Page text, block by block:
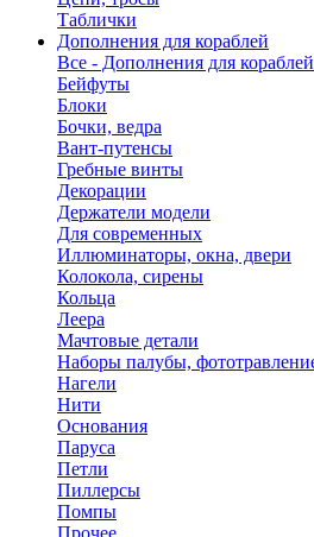
Таблички
Дополнения для кораблей
Все - Дополнения для кораблей
Бейфуты
Блоки
Бочки, ведра
Вант-путенсы
Гребные винты
Декорации
Держатели модели
Для современных
Иллюминаторы, окна, двери
Колокола, сирены
Кольца
Леера
Мачтовые детали
Наборы палубы,
Нагели
Нити
Основания
Паруса
Петли
Пиллерсы
Помпы
Прочее